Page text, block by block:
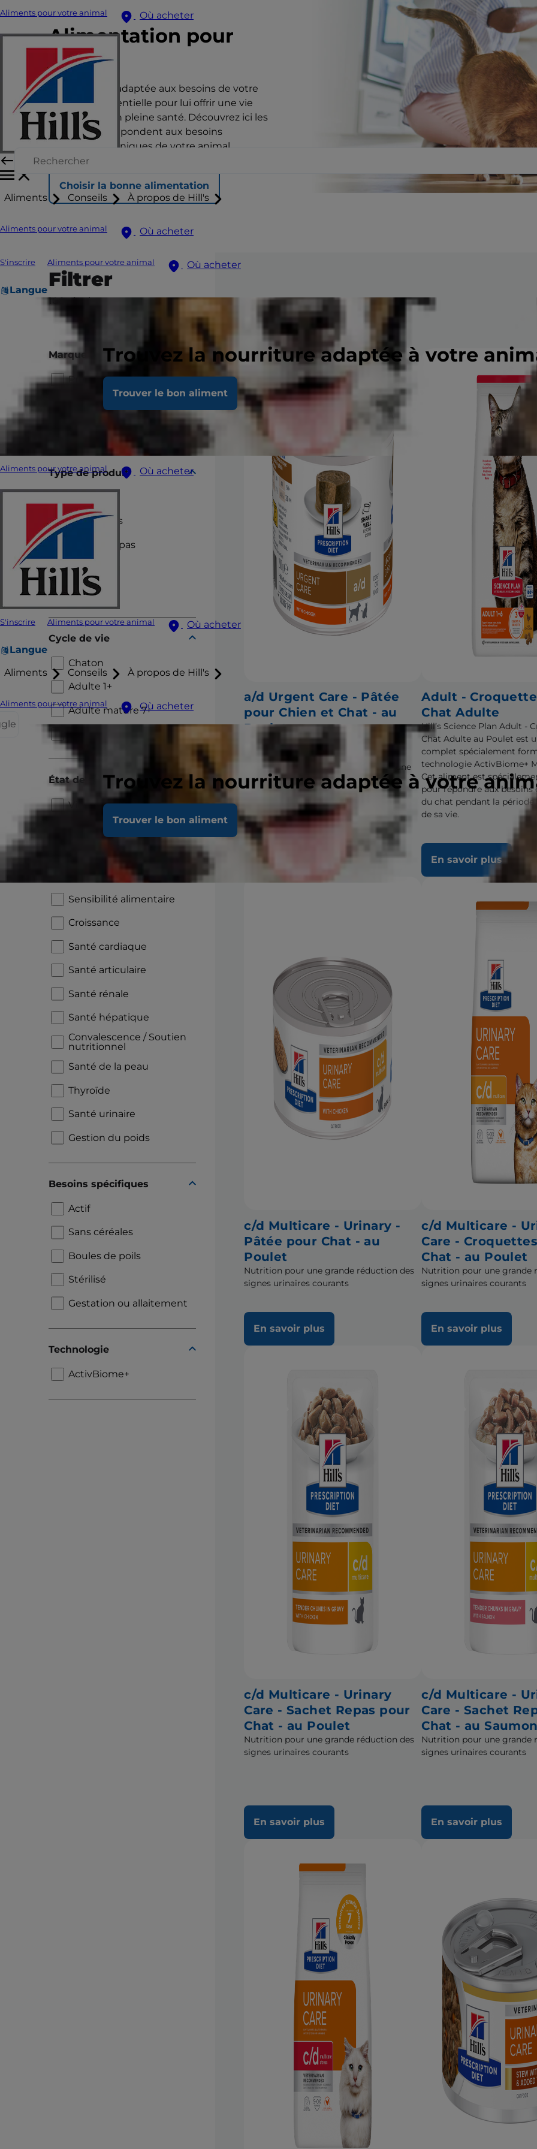
Aliments pour votre animal Où acheter
Aliments Conseils À propos de Hill's
Aliments pour votre animal Où acheter
S'inscrire Aliments pour votre animal Où acheter
Langue
Trouvez la nourriture adaptée à votre
Trouver le bon aliment
Aliments pour votre animal Où acheter
S'inscrire Aliments pour votre animal Où acheter
Langue
Aliments Conseils À propos de Hill's
Aliments pour votre animal
Où acheter
Trouvez la nourriture adaptée à votre
Trouver le bon aliment
Alimentation pour
chat
Une nutrition adaptée aux besoins de votre
animal est essentielle pour lui offrir une vie
heureuse et en pleine santé. Découvrez ici les
aliments qui répondent aux besoins
nutritionnels uniques de votre animal.
Choisir la bonne alimentation
Filtrer
108 résultats Tout supprimer
Marque
Prescription Diet
Type de produit
Croquettes
Sachets repas
Mijotés
Friandises
Cycle de vie
Chaton
Adulte 1+
Adulte mature 7+
État de santé
Vieillissement
Santé digestive
Sensibilité alimentaire
Croissance
Santé cardiaque
Santé articulaire
Santé rénale
Santé hépatique
Convalescence / Soutien
nutritionnel
Santé de la peau
Thyroïde
Santé urinaire
Gestion du poids
Besoins spécifiques
Actif
Sans céréales
Boules de poils
Stérilisé
Gestation ou allaitement
Technologie
ActivBiome+
a/d Urgent Care - Pâtée
pour Chien et Chat - au
Poulet
Soutien nutritionnel qui encourage la
prise alimentaire des animaux de
compagnie en convalescence après une
maladie grave, un accident ou une
intervention chirurgicale
Adult -
Chat Adulte
Hill’s Science Plan Adult -
Chat Adulte au Poulet est
complet spécialement
technologie ActivBiome+
Cet aliment est
pour répondre aux besoins
du chat pendant la période
de sa vie.
En savoir plus
c/d Multicare - Urinary -
Pâtée pour Chat - au
Poulet
Nutrition pour une grande réduction des
signes urinaires courants
En savoir plus
c/d Multicare -
Care -
Chat - au Poulet
Nutrition pour une grande
signes urinaires courants
En savoir plus
c/d Multicare - Urinary
Care - Sachet Repas pour
Chat - au Poulet
Nutrition pour une grande réduction des
signes urinaires courants
En savoir plus
c/d Multicare -
Care - Sachet
Chat - au Saumon
Nutrition pour une grande
signes urinaires courants
En savoir plus